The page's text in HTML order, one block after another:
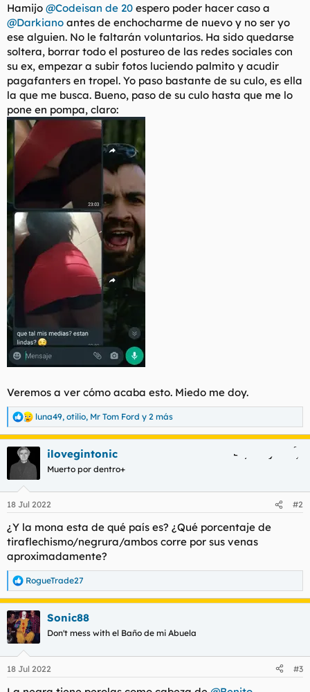
Hamijo @Codeisan de 20 espero poder hacer caso a
@Darkiano antes de enchocharme de nuevo y no ser yo
ese alguien. No le faltarán voluntarios. Ha sido quedarse
soltera, borrar todo el postureo de las redes sociales con
su ex, empezar a subir fotos luciendo palmito y acudir
pagafanters en tropel. Yo paso bastante de su culo, es ella
la que me busca. Bueno, paso de su culo hasta que me lo
pone en pompa, claro:
Veremos a ver cómo acaba esto. Miedo me doy.
R
e
a
c
e
luna49, otilio, Mr Tom Ford y 2 más
ilovegintonic
Muerto por dentro+
18 Jul 2022 #2
¿Y la mona esta de qué país es? ¿Qué porcentaje de
tiraflechismo/negrura/ambos corre por sus venas
aproximadamente?
R
e
a
c
c
i
e
RogueTrade27
Sonic88
Don't mess with el Baño de mi Abuela
18 Jul 2022 #3